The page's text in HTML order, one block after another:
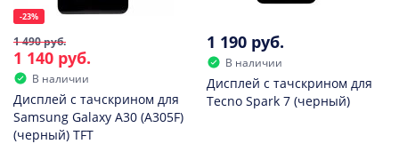
-23%
1 490 руб.
1 140 руб.
В наличии
Дисплей с тачскрином для
Samsung Galaxy A30 (A305F)
(черный) TFT
1 190 руб.
В наличии
Дисплей с тачскрином для
Tecno Spark 7 (черный)